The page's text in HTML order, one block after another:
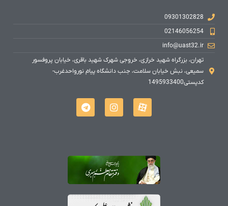
09301302828
02146056254
info@uast32.ir
تهران، بزرگراه شهید خرازی، خروجی شهرک شهید باقری، خیابان پروفسور
سمیعی، نبش خیابان سلامت، جنب دانشگاه پیام نورواحدغرب-
کدپستی1495933400